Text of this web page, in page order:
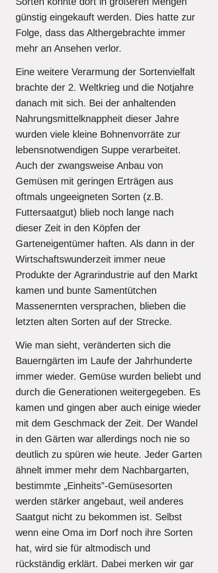
günstig eingekauft werden. Dies hatte zur
Folge, dass das Althergebrachte immer
mehr an Ansehen verlor.
Eine weitere Verarmung der Sortenvielfalt
brachte der 2. Weltkrieg und die Notjahre
danach mit sich. Bei der anhaltenden
Nahrungsmittelknappheit dieser Jahre
wurden viele kleine Bohnenvorräte zur
lebensnotwendigen Suppe verarbeitet.
Auch der zwangsweise Anbau von
Gemüsen mit geringen Erträgen aus
oftmals ungeeigneten Sorten (z.B.
Futtersaatgut) blieb noch lange nach
dieser Zeit in den Köpfen der
Garteneigentümer haften. Als dann in der
Wirtschaftswunderzeit immer neue
Produkte der Agrarindustrie auf den Markt
kamen und bunte Samentütchen
Massenernten versprachen, blieben die
letzten alten Sorten auf der Strecke.
Wie man sieht, veränderten sich die
Bauerngärten im Laufe der Jahrhunderte
immer wieder. Gemüse wurden beliebt und
durch die Generationen weitergegeben. Es
kamen und gingen aber auch einige wieder
mit dem Geschmack der Zeit. Der Wandel
in den Gärten war allerdings noch nie so
deutlich zu spüren wie heute. Jeder Garten
ähnelt immer mehr dem Nachbargarten,
bestimmte „Einheits”-Gemüsesorten
werden stärker angebaut, weil anderes
Saatgut nicht zu bekommen ist. Selbst
wenn eine Oma im Dorf noch ihre Sorten
hat, wird sie für altmodisch und
rückständig erklärt. Dabei merken wir gar